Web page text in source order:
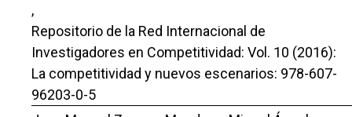
,
Repositorio de la Red Internacional de
Investigadores en Competitividad: Vol. 10 (2016):
La competitividad y nuevos escenarios: 978-607-
96203-0-5